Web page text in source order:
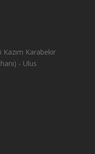
Kazım Karabekir
- Ulus